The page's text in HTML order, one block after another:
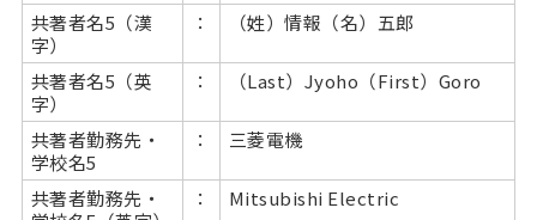
共著者名5（漢
字）
： （姓）情報（名）五郎
共著者名5（英
字）
： （Last）Jyoho（First）Goro
共著者勤務先・
学校名5
： 三菱電機
共著者勤務先・
： Mitsubishi Electric